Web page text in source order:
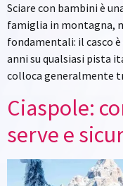
Sciare con bambini è
famiglia in montagna,
fondamentali: il casco
anni su qualsiasi pista
colloca generalmente
Ciaspole:
serve e